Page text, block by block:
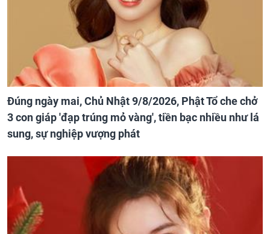
Đúng ngày mai, Chủ Nhật 9/8/2026, Phật Tổ che chở
3 con giáp 'đạp trúng mỏ vàng', tiền bạc nhiều như lá
sung, sự nghiệp vượng phát